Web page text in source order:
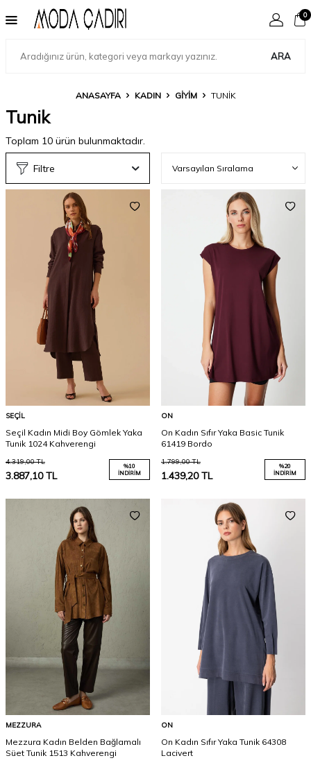
ARA
0
ANASAYFA KADIN GIYIM TUNIK
Tunik
Toplam 10 ürün bulunmaktadır.
Filtre
SEÇIL
Seçil Kadın Midi Boy Gömlek Yaka
Tunik 1024 Kahverengi
4.319,00TL
3.887,10TL
%10
İNDIRIM
ON
On Kadın Sıfır Yaka Basic Tunik
61419 Bordo
1.799,00TL
1.439,20TL
%20
İNDIRIM
MEZZURA
Mezzura Kadın Belden Bağlamalı
Süet Tunik 1513 Kahverengi
ON
On Kadın Sıfır Yaka Tunik 64308
Lacivert